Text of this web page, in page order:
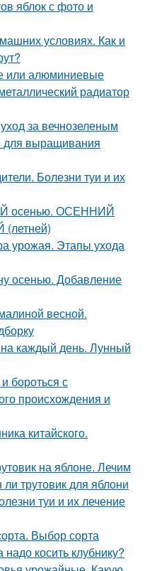
яблок с фото и
условиях. Как и
или алюминиевые
радиатор
за вечнозеленым
для выращивания
Болезни туи и их
осенью. ОСЕННИЙ
урожая. Этапы ухода
осенью. Добавление
весной.
каждый день. Лунный
бороться с
происхождения и
китайского.
на яблоне. Лечим
трутовик для яблони
туи и их лечение
Выбор сорта
надо косить клубнику?